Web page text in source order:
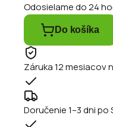
Odosielame do 24
Do košíka
Záruka 12 mesiacov
Doručenie 1–3 dni po